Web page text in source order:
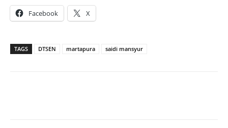
Facebook X
TAGS DTSEN martapura saidi mansyur